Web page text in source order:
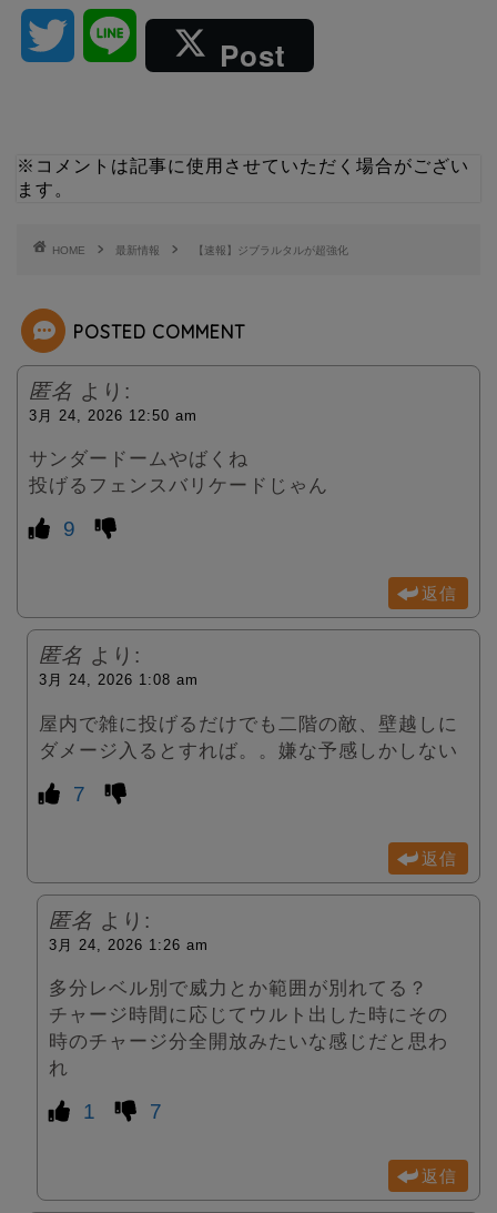
t
Post
※コメントは記事に使用させていただく場合がござい
ます。
HOME 最新情報 【速報】ジブラルタルが超強化
POSTED COMMENT
匿名 より:
3月 24, 2026 12:50 am
サンダードームやばくね
投げるフェンスバリケードじゃん
9
返信
匿名 より:
3月 24, 2026 1:08 am
屋内で雑に投げるだけでも二階の敵、壁越しに
ダメージ入るとすれば。。嫌な予感しかしない
7
返信
匿名 より:
3月 24, 2026 1:26 am
多分レベル別で威力とか範囲が別れてる？
チャージ時間に応じてウルト出した時にその
時のチャージ分全開放みたいな感じだと思わ
れ
1 7
返信